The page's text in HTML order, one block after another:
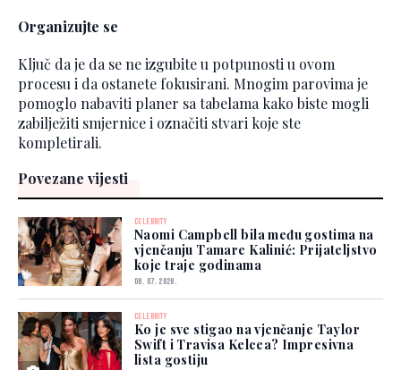
Organizujte se
Ključ da je da se ne izgubite u potpunosti u ovom
procesu i da ostanete fokusirani. Mnogim parovima je
pomoglo nabaviti planer sa tabelama kako biste mogli
zabilježiti smjernice i označiti stvari koje ste
kompletirali.
Povezane vijesti
CELEBRITY
Naomi Campbell bila među gostima na
vjenčanju Tamare Kalinić: Prijateljstvo
koje traje godinama
06. 07. 2026.
CELEBRITY
Ko je sve stigao na vjenčanje Taylor
Swift i Travisa Kelcea? Impresivna
lista gostiju